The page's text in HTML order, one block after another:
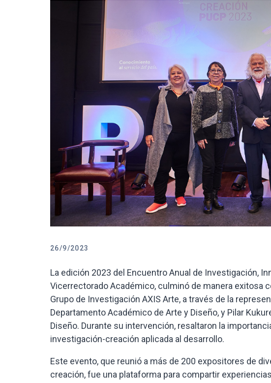
26/9/2023
La edición 2023 del Encuentro Anual de Investigación,
Vicerrectorado Académico, culminó de manera exitosa
Grupo de Investigación AXIS Arte, a través de la
Departamento Académico de Arte y Diseño, y Pilar
Diseño. Durante su intervención, resaltaron la
investigación-creación aplicada al desarrollo.
Este evento, que reunió a más de 200 expositores de
creación, fue una plataforma para compartir